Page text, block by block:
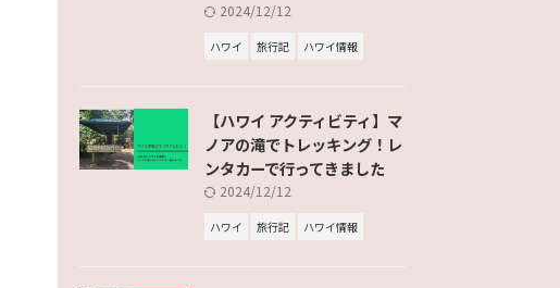
2024/12/12
ハワイ 旅行記 ハワイ情報
【ハワイ アクティビティ】マ
ノアの滝でトレッキング！レ
ンタカーで行ってきました
2024/12/12
ハワイ 旅行記 ハワイ情報